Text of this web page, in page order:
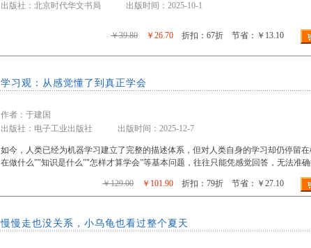
出版社：北京时代华文书局 出版时间：2025-10-1
￥39.80 ￥26.70 折扣：67折 节省：￥13.10
学习观：从感觉懂了到真正学会
作者：于建国
出版社：电子工业出版社 出版时间：2025-12-7
如今，人类已经为机器学习建立了完整的描述体系，但对人类自身的学习却仍停留
在做什么”"知识是什么”"怎样才算学会”等基本问题，往往只能凭感觉回答，无法准
￥129.00 ￥101.90 折扣：79折 节省：￥27.10
慢慢走也没关系，小乌龟也看过整个夏天